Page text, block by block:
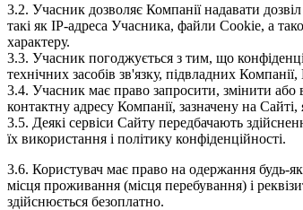
3.2. Учасник дозволяє Компанії надавати
такі як IP-адреса Учасника, файли Сookie, а
характеру.
3.3. Учасник погоджується з тим, що
технічних засобів зв'язку, підвладних
3.4. Учасник має право запросити, змінити або
контактну адресу Компанії, зазначену на
3.5. Деякі сервіси Сайту передбачають
їх використання і політику конфіденційності.
3.6. Користувач має право на одержання будь-
місця проживання (місця перебування) і
здійснюється безоплатно.